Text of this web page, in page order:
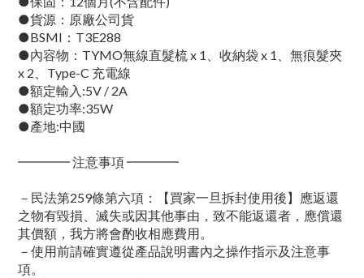
●貨源：原廠公司貨
●BSMI：T3E288
●內容物：TYMO無線直髮梳 x 1、收納袋 x 1、無痕髮夾
x 2、Type-C 充電線
●額定輸入:5V / 2A
●額定功率:35W
●產地:中國
━━━━ 注意事項 ━━━━
－民法第259條第六項：【買家一旦拆封使用後】應返還
之物有毀損、滅失或因其他事由，致不能返還者，應償還
其價額，我方將會酌收相應費用。
－使用前請確實遵從產品說明書內之操作指示及注意事
項。